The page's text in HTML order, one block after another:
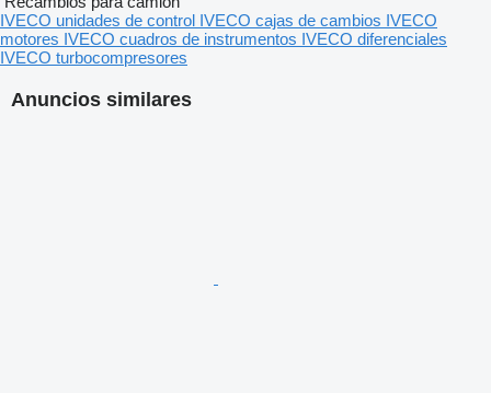
Anuncios similares
IVECO unidades de control IVECO cajas de cambios IVECO
motores IVECO cuadros de instrumentos IVECO diferenciales
IVECO turbocompresores